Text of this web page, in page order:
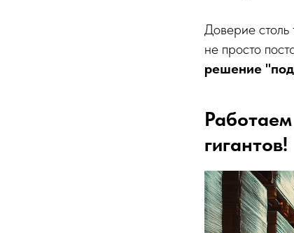
Доверие
не просто
решение
гигантов!